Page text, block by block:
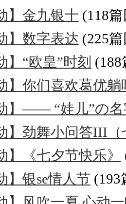
】金九银十 (118
】数字表达 (225
】“欧皇”时刻
】你们喜欢葛优躺
】—— “娃儿”の
】劲舞小问答III
】《七夕节快乐》
】银se情人节 (193